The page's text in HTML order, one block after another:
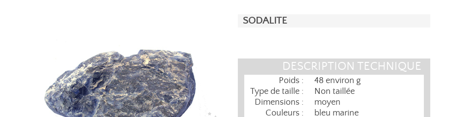
SODALITE
DESCRIPTION TECHNIQUE
Poids :
48 environ g
Type de taille :
Non taillée
Dimensions :
moyen
Couleurs :
bleu marine